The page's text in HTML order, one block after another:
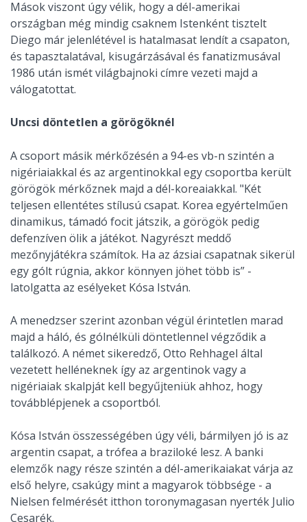
Mások viszont úgy vélik, hogy a dél-amerikai
országban még mindig csaknem Istenként tisztelt
Diego már jelenlétével is hatalmasat lendít a csapaton,
és tapasztalatával, kisugárzásával és fanatizmusával
1986 után ismét világbajnoki címre vezeti majd a
válogatottat.
Uncsi döntetlen a görögöknél
A csoport másik mérkőzésén a 94-es vb-n szintén a
nigériaiakkal és az argentinokkal egy csoportba került
görögök mérkőznek majd a dél-koreaiakkal. "Két
teljesen ellentétes stílusú csapat. Korea egyértelműen
dinamikus, támadó focit játszik, a görögök pedig
defenzíven ölik a játékot. Nagyrészt meddő
mezőnyjátékra számítok. Ha az ázsiai csapatnak sikerül
egy gólt rúgnia, akkor könnyen jöhet több is” -
latolgatta az esélyeket Kósa István.
A menedzser szerint azonban végül érintetlen marad
majd a háló, és gólnélküli döntetlennel végződik a
találkozó. A német sikeredző, Otto Rehhagel által
vezetett helléneknek így az argentinok vagy a
nigériaiak skalpját kell begyűjteniük ahhoz, hogy
továbblépjenek a csoportból.
Kósa István összességében úgy véli, bármilyen jó is az
argentin csapat, a trófea a braziloké lesz. A banki
elemzők nagy része szintén a dél-amerikaiakat várja az
első helyre, csakúgy mint a magyarok többsége - a
Nielsen felmérését itthon toronymagasan nyerték Julio
Cesarék.